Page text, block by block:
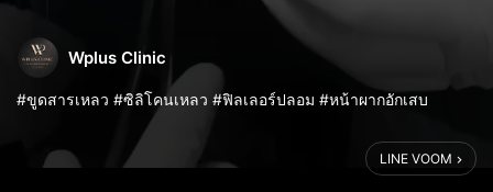
Wplus Clinic
#ขูดสารเหลว #ซิลิโคนเหลว #ฟิลเลอร์ปลอม #หน้าผากอักเสบ
คุณเคยสงสัยไหมว่าทำไมการ “ ขูดฟิลเลอร์ ” ถึงเป็นวิธีแก้ไขในการ
แก้ไขปัญหาหลังฉีดฟิลเลอร์ พร้อมเผยวิธีแก้ไขปัญหาฟิลเลอร์เป็นก้อน
LINE VOOM